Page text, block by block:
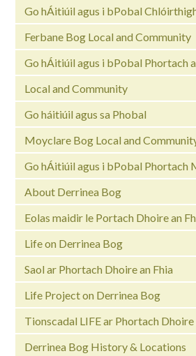
Go hÁitiúil agus i bPobal
Ferbane Bog Local and Community
Go hÁitiúil agus i bPobal Phortach
Local and Community
Go háitiúil agus sa Phobal
Moyclare Bog Local and
Go hÁitiúil agus i bPobal Phortach
About Derrinea Bog
Eolas maidir le Portach Dhoire an
Life on Derrinea Bog
Saol ar Phortach Dhoire an Fhia
Life Project on Derrinea Bog
Tionscadal LIFE ar Phortach Dhoire
Derrinea Bog History & Locations